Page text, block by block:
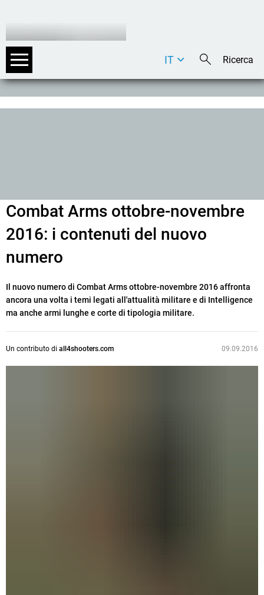
DE
IT
Combat Arms ottobre-novembre
2016: i contenuti del nuovo
numero
Il nuovo numero di Combat Arms ottobre-novembre 2016 affronta
ancora una volta i temi legati all'attualità militare e di Intelligence
ma anche armi lunghe e corte di tipologia militare.
Un contributo di all4shooters.com 09.09.2016